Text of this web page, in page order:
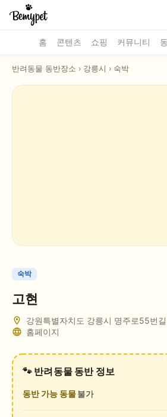
홈 콘텐츠 쇼핑 커뮤니티
반려동물 동반장소 › 강릉시 › 숙박
숙박
고현
강원특별자치도 강릉시 명주로55번
홈페이지
🐾 반려동물 동반 정보
동반 가능 동물불가